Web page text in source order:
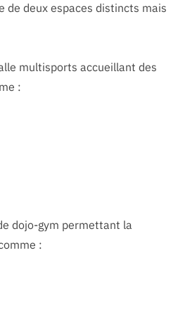
de deux espaces distincts mais
multisports accueillant des
:
dojo-gym permettant la
: